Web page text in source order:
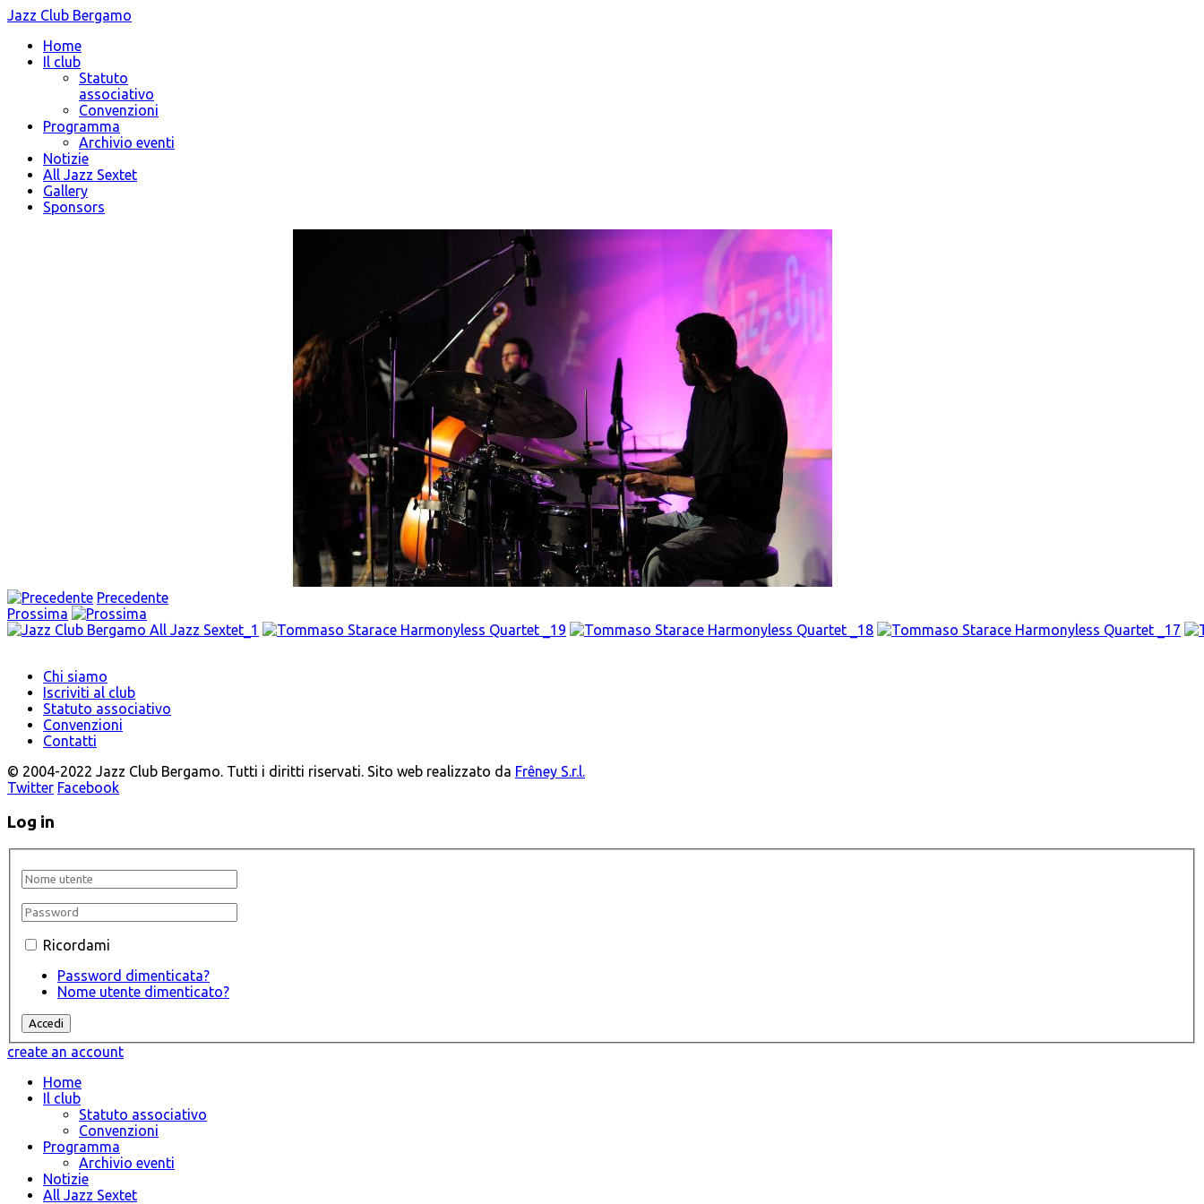
Jazz Club Bergamo
Home
Il club
Statuto
associativo
Convenzioni
Programma
Archivio eventi
Notizie
All Jazz Sextet
Gallery
Sponsors
Precedente
Prossima
Chi siamo
Iscriviti al club
Statuto associativo
Convenzioni
Contatti
© 2004-2022 Jazz Club Bergamo. Tutti i diritti riservati. Sito web realizzato da Frêney S.r.l.
Twitter Facebook
Log in
Ricordami
Password dimenticata?
Nome utente dimenticato?
create an account
Home
Il club
Statuto associativo
Convenzioni
Programma
Archivio eventi
Notizie
All Jazz Sextet